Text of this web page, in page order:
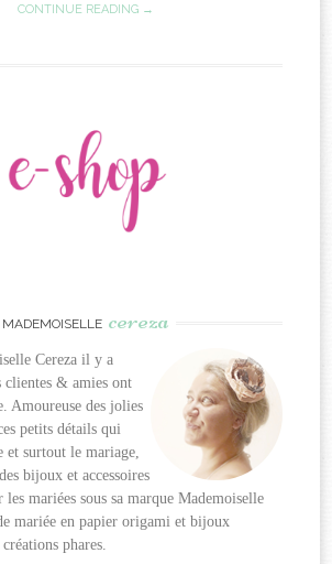
CONTINUE READING →
MADEMOISELLE cereza
Cereza il y a
clientes & amies ont
Amoureuse des jolies
petits détails qui
et surtout le mariage,
bijoux et accessoires
les mariées sous sa marque Mademoiselle
mariée en papier origami et bijoux
phares.